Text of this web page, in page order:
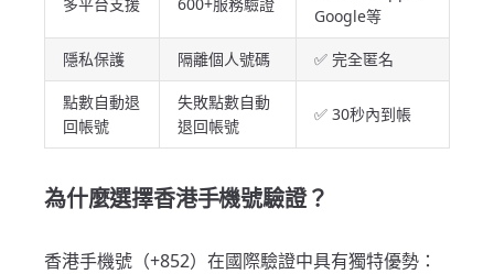
Google等
隱私保護 隔離個人號碼 ✅ 完全匿名
點數自動退
回帳號
失敗點數自動
退回帳號
✅ 30秒內到帳
為什麼選擇香港手機號驗證？
香港手機號（+852）在國際驗證中具有獨特優勢：